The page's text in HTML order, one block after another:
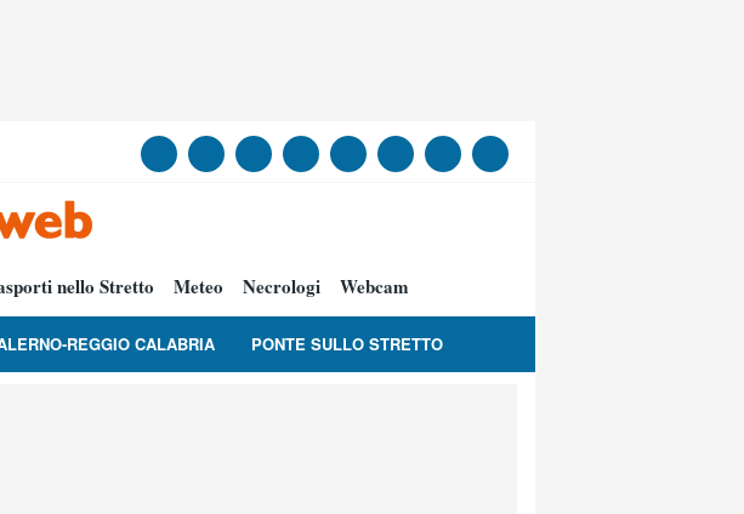
nello Stretto Meteo Necrologi Webcam
REGGIO CALABRIA PONTE SULLO STRETTO